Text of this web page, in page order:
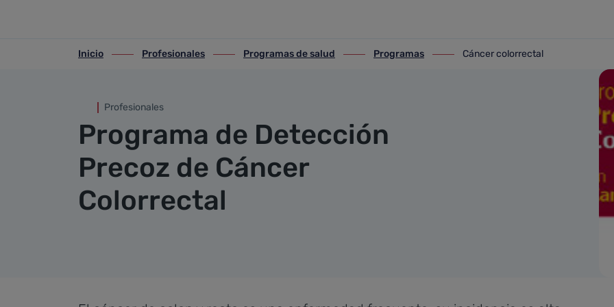
ir-a inicio
Inicio
ir-a Profesionales
Profesionales
ir-a Programas de salud
Programas de salud
ir-a Programas
Programas
ir-a Cáncer colorrectal
Cáncer colorrectal
Profesionales
Programa de Detección
Precoz de Cáncer
Colorrectal